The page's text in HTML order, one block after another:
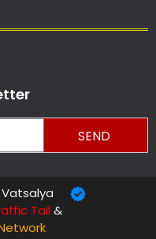
SEND
Tail&